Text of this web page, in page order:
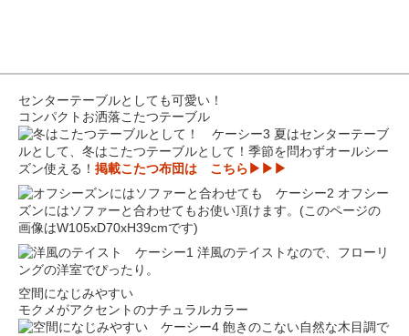
センターテーブルとしても可愛い！
コンパクトお洒落こたつテーブル
夏はセンターテーブ
ルとして、冬はこたつテーブルとして！季節を問わずオールシー
ズン使える！ 掲載こたつ布団は こちら▶▶▶
オフシー
ズンにはソファーと合わせてもお使い頂けます。(このページの
画像はW105xD70xH39cmです)
洋風のテイストなので、フローリ
ングの洋室でぴったり。
空間になじみやすい
モクメがアクセントのナチュラルカラー
飽きのこない自然な木目調で